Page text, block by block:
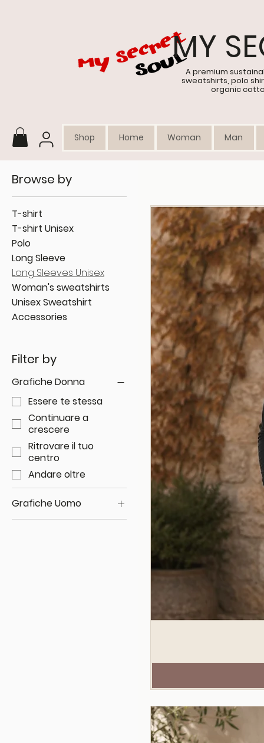
MY
A premium
sweatshirts, polo
organic
Shop Home Woman Man
Browse by
T-shirt
T-shirt Unisex
Polo
Long Sleeve
Long Sleeves Unisex
Woman's sweatshirts
Unisex Sweatshirt
Accessories
Filter by
Grafiche Donna
Essere te stessa
Continuare a
crescere
Ritrovare il tuo
centro
Andare oltre
Grafiche Uomo
Segui la tua direzione